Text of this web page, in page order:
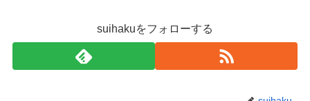
suihakuをフォローする